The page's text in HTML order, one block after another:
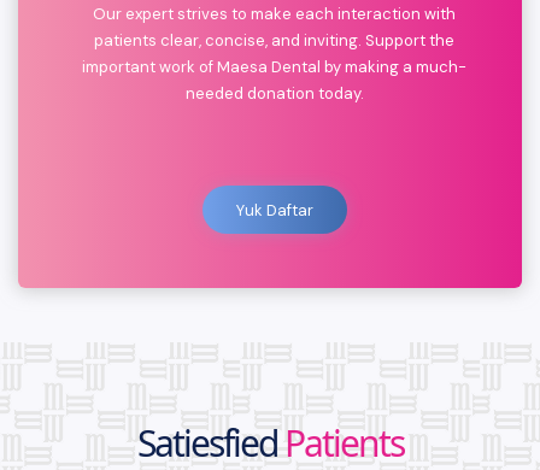
Our expert strives to make each interaction with
patients clear, concise, and inviting. Support the
important work of Maesa Dental by making a much-
needed donation today.
Yuk Daftar
Satiesfied Patients